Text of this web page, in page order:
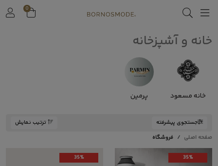
0
خانه و آشپزخانه
خانه مسعود پرمین
جستجوی پیشرفته
ترتیب نمایش
صفحه اصلی
فروشگاه
35%
35%